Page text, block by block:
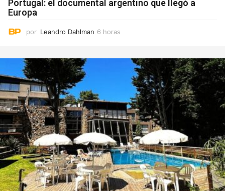
Portugal: el documental argentino que llegó a
Europa
por Leandro Dahlman 6 horas
r